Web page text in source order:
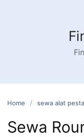
Home sewa alat pesta
Sewa